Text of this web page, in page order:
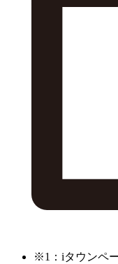
※1：iタウンペ